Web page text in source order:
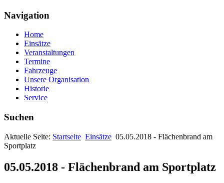
Navigation
Home
Einsätze
Veranstaltungen
Termine
Fahrzeuge
Unsere Organisation
Historie
Service
Suchen
Aktuelle Seite: Startseite Einsätze 05.05.2018 - Flächenbrand am
Sportplatz
05.05.2018 - Flächenbrand am Sportplatz